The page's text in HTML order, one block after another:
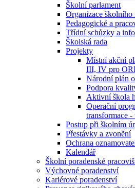
Školní parlament
Organizace školního
Pedagogické a
Třídní schůzky a
Školská rada
Projekty
Místní akční
III, IV pro
Národní plán
Podpora
Aktivní škola
Operační
transformace
Postup při školním
Přestávky a zvonění
Ochrana
Kalendář
Školní poradenské
Výchovné poradenství
Kariérové poradenství